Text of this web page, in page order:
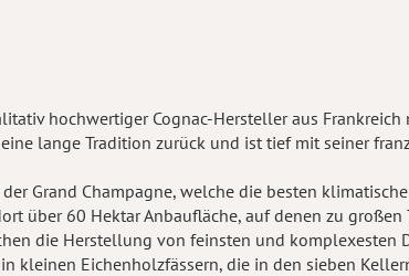
hochwertiger Cognac-Hersteller aus
lange Tradition zurück und ist tief mit seiner
Grand Champagne, welche die besten
über 60 Hektar Anbaufläche, auf denen zu
die Herstellung von feinsten und
kleinen Eichenholzfässern, die in den sieben